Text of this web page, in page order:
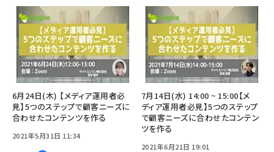
6月24日(木) 【メディア運用者必
見】5つのステップで顧客ニーズに
合わせたコンテンツを作る
2021年5月31日 11:34
7月14日(水) 14:00 ~ 15:00【メ
ディア運用者必見】5つのステップ
で顧客ニーズに合わせたコンテン
ツを作る
2021年6月21日 19:01